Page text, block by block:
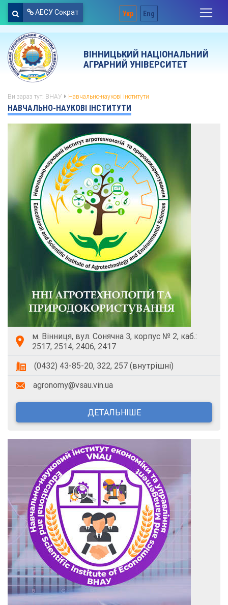
АЕСУ Сократ Укр Eng
ВІННИЦЬКИЙ НАЦІОНАЛЬНИЙ
АГРАРНИЙ УНІВЕРСИТЕТ
Ви зараз тут: ВНАУ Навчально-наукові інститути
НАВЧАЛЬНО-НАУКОВІ ІНСТИТУТИ
м. Вінниця, вул. Сонячна 3, корпус № 2, каб.:
2517, 2514, 2406, 2417
(0432) 43-85-20, 322, 257 (внутрішні)
agronomy@vsau.vin.ua
ДЕТАЛЬНІШЕ